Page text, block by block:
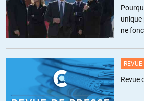
https://www.radioclassique.fr/radio/
classique/esprits-libres/
mkvTSO2aj0jWP6ZlzPEDFc-
ALERTER
unique
ne
Revue